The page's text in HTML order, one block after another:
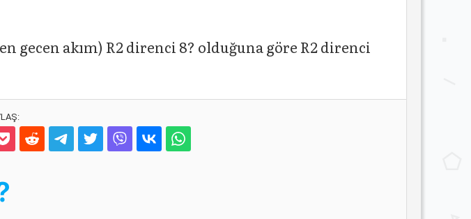
gecen akım) R2 direnci 8? olduğuna göre R2 direnci